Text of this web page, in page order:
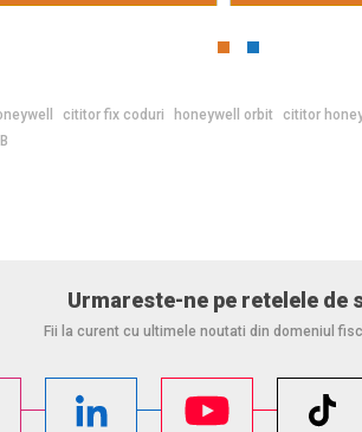
cititor fix coduri honeywell orbit cititor
Urmareste-ne pe retelele de
Fii la curent cu ultimele noutati din domeniul